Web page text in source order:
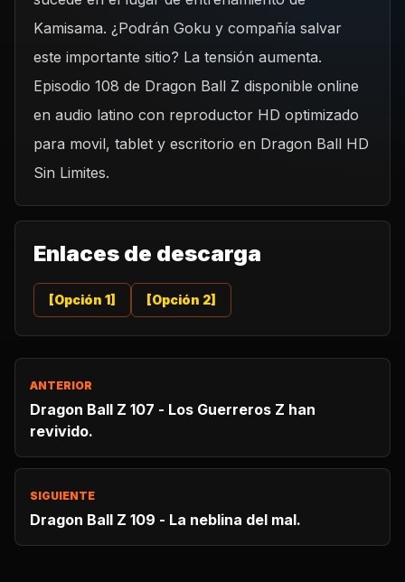
Dragon Ball Z 108 - El Templo Sagrado está en
CARGAR REPRODUCTOR
Kamisama. ¿Podrán Goku y compañía salvar
este importante sitio? La tensión aumenta.
Episodio 108 de Dragon Ball Z disponible online
en audio latino con reproductor HD optimizado
para movil, tablet y escritorio en Dragon Ball HD
Sin Limites.
Enlaces de descarga
[Opción 1] [Opción 2]
ANTERIOR
Dragon Ball Z 107 - Los Guerreros Z han
revivido.
SIGUIENTE
Dragon Ball Z 109 - La neblina del mal.